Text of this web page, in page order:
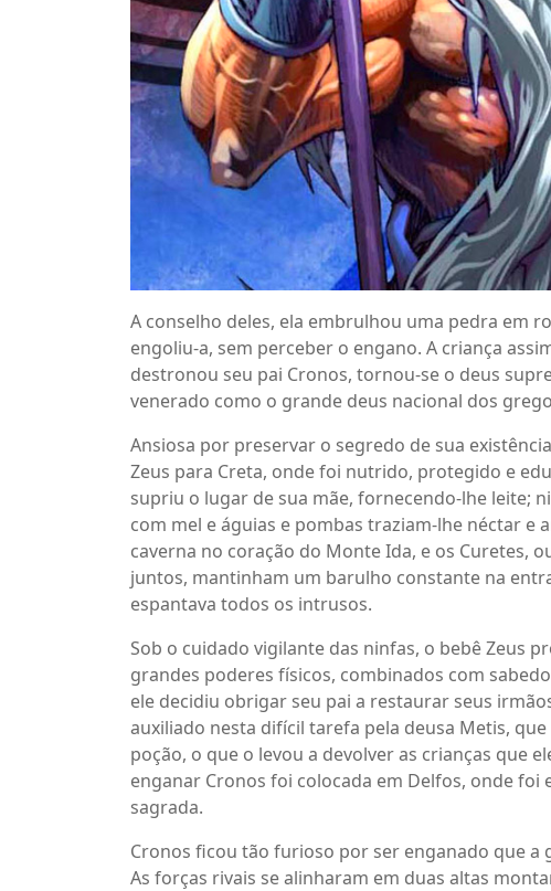
A conselho deles, ela embrulhou uma pedra em
engoliu-a, sem perceber o engano. A criança
destronou seu pai Cronos, tornou-se o deus
venerado como o grande deus nacional dos
Ansiosa por preservar o segredo de sua
Zeus para Creta, onde foi nutrido, protegido e
supriu o lugar de sua mãe, fornecendo-lhe leite;
com mel e águias e pombas traziam-lhe néctar e
caverna no coração do Monte Ida, e os Curetes,
juntos, mantinham um barulho constante na
espantava todos os intrusos.
Sob o cuidado vigilante das ninfas, o bebê Zeus
grandes poderes físicos, combinados com
ele decidiu obrigar seu pai a restaurar seus
auxiliado nesta difícil tarefa pela deusa Metis,
poção, o que o levou a devolver as crianças que
enganar Cronos foi colocada em Delfos, onde
sagrada.
Cronos ficou tão furioso por ser enganado que
As forças rivais se alinharam em duas altas